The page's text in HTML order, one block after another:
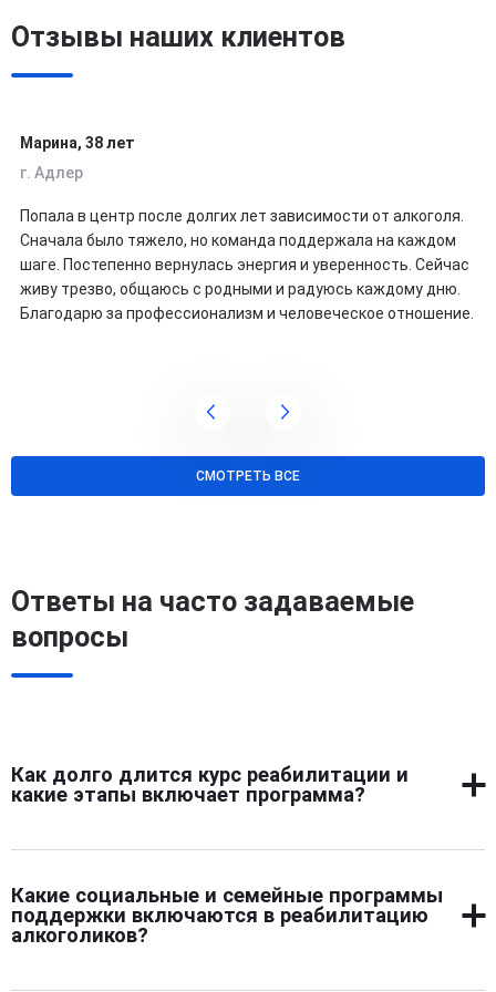
Отзывы наших клиентов
Марина, 38 лет
г. Адлер
Попала в центр после долгих лет зависимости от алкоголя.
Сначала было тяжело, но команда поддержала на каждом
шаге. Постепенно вернулась энергия и уверенность. Сейчас
живу трезво, общаюсь с родными и радуюсь каждому дню.
Благодарю за профессионализм и человеческое отношение.
СМОТРЕТЬ ВСЕ
Ответы на часто задаваемые
вопросы
Как долго длится курс реабилитации и
какие этапы включает программа?
Продолжительность реабилитации зависит от тяжести
занимает от одного до шести месяцев. Программа
включает первичную диагностику, медицинскую
Какие социальные и семейные программы
поддержки включаются в реабилитацию
алкоголиков?